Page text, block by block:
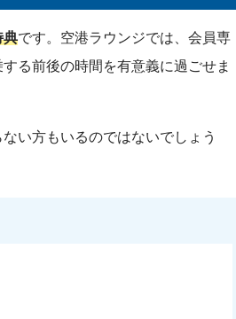
典です。空港ラウンジでは、会員専
る前後の時間を有意義に過ごせま
い方もいるのではないでしょう